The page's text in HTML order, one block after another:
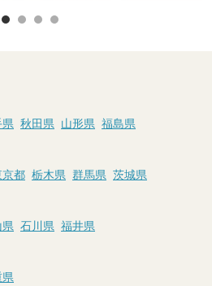
秋田県 山形県 福島県
都 栃木県 群馬県 茨城県
石川県 福井県